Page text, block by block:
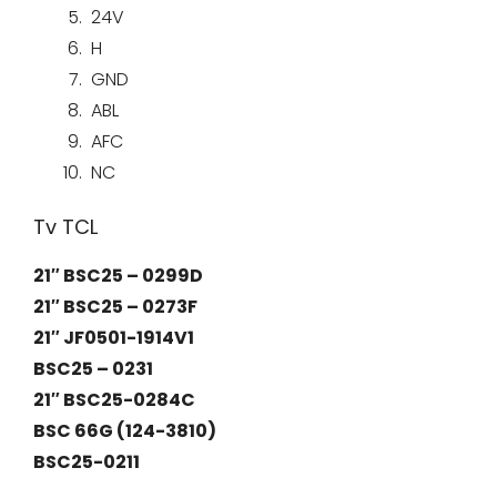
24V
H
GND
ABL
AFC
NC
Tv TCL
21″ BSC25 – 0299D
21″ BSC25 – 0273F
21″ JF0501-1914V1
BSC25 – 0231
21″ BSC25-0284C
BSC 66G (124-3810)
BSC25-0211